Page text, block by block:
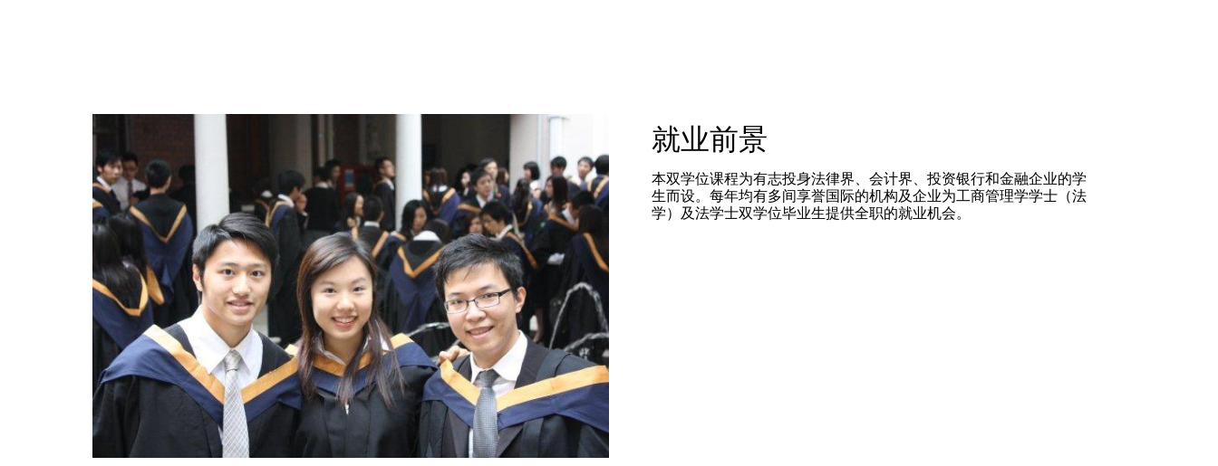
就业前景
本双学位课程为有志投身法律界、会计界、投资银行和金融企业的学
生而设。每年均有多间享誉国际的机构及企业为工商管理学学士（法
学）及法学士双学位毕业生提供全职的就业机会。